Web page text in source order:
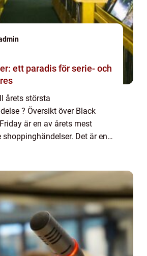
ett paradis för serie- och
årets största
? Översikt över Black
är en av årets mest
Det är en